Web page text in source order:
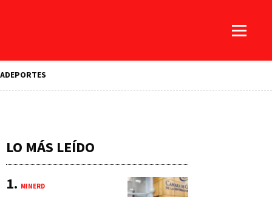
DEPORTES
LO MÁS LEÍDO
MINERD